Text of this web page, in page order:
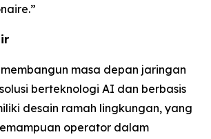
masa depan jaringan
berteknologi AI dan berbasis
desain ramah lingkungan, yang
operator dalam